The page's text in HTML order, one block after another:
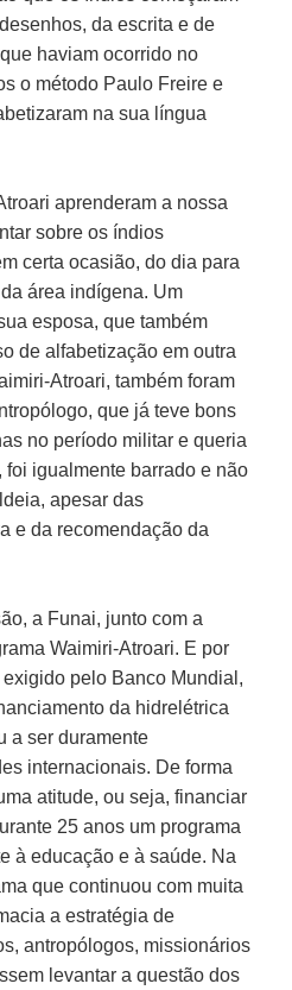
da escrita e de
haviam ocorrido no
o método Paulo Freire e
na sua língua
aprenderam a nossa
sobre os índios
certa ocasião, do dia para
área indígena. Um
esposa, que também
de alfabetização em outra
Atroari, também foram
que já teve bons
no período militar e queria
foi igualmente barrado e não
apesar das
e da recomendação da
a Funai, junto com a
Waimiri-Atroari. E por
pelo Banco Mundial,
da hidrelétrica
a ser duramente
internacionais. De forma
atitude, ou seja, financiar
25 anos um programa
à educação e à saúde. Na
que continuou com muita
a estratégia de
antropólogos, missionários
levantar a questão dos